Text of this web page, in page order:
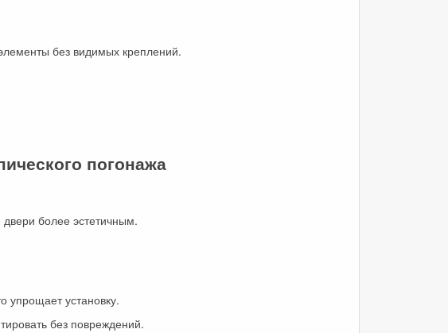
без видимых креплений.
погонажа
более эстетичным.
упрощает установку.
без повреждений.